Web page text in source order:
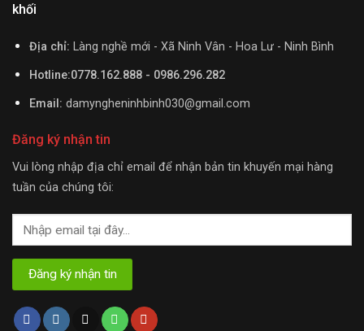
khối
Địa chỉ: Làng nghề mới - Xã Ninh Vân - Hoa Lư - Ninh Bình
Hotline:0778.162.888 - 0986.296.282
Email: damyngheninhbinh030@gmail.com
Đăng ký nhận tin
Vui lòng nhập địa chỉ email để nhận bản tin khuyến mại hàng
tuần của chúng tôi: